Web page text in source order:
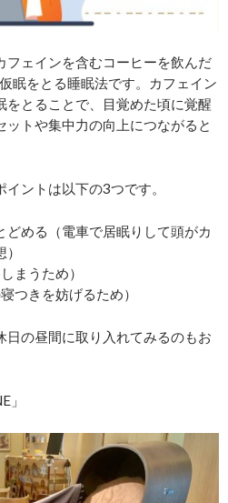
フェインを含むコーヒーを飲んだ
眠をとる睡眠法です。カフェイン
をとることで、目覚めた頃に覚醒
トや集中力の向上につながると
ントは以下の3つです。
める（電車で居眠りして頭がカ
まうため）
つきを妨げるため）
日の昼間に取り入れてみるのもお
」